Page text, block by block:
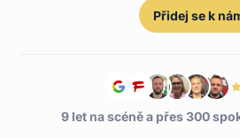
Přidej se k
9 let na scéně a přes 300